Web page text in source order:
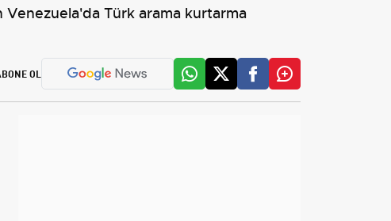
Venezuela'da Türk arama kurtarma
OL